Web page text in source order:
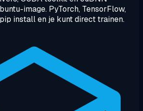
image. PyTorch, TensorFlow,
install en je kunt direct trainen.